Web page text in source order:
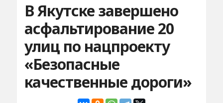
В Якутске завершено
асфальтирование 20
улиц по нацпроекту
«Безопасные
качественные дороги»